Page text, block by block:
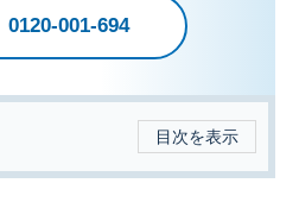
0120-001-694
目次を表示